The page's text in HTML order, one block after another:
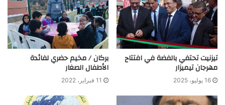
تيزنيت تحتفي بالفضة في افتتاح
مهرجان تيميزار
16 يوليو، 2025
بركان / مخيم حضري لفائدة
الأطفال الصغار
11 فبراير، 2022